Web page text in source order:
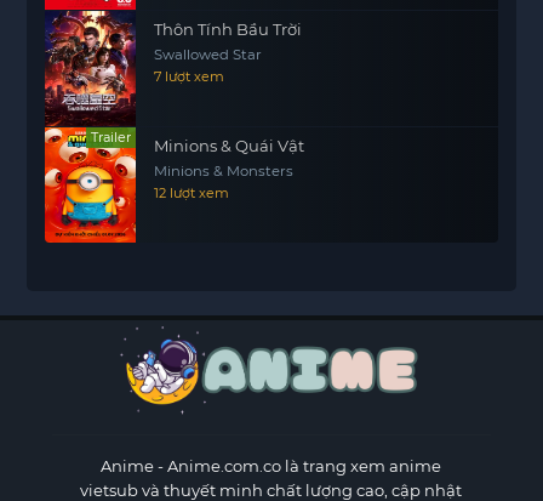
Thôn Tính Bầu Trời
Swallowed Star
7 lượt xem
Trailer Minions & Quái Vật
Minions & Monsters
12 lượt xem
Anime- Anime.com.co là trang xem anime
vietsub và thuyết minh chất lượng cao, cập nhật